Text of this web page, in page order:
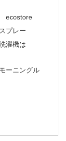
ecostore
プレー
濯機は
ーニングル